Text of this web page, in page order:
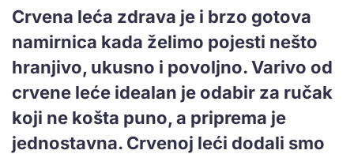
Crvena leća zdrava je i brzo gotova
namirnica kada želimo pojesti nešto
hranjivo, ukusno i povoljno. Varivo od
crvene leće idealan je odabir za ručak
koji ne košta puno, a priprema je
jednostavna. Crvenoj leći dodali smo